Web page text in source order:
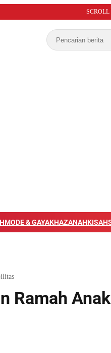
MODE & GAYAKHAZANAHKISAH
Ramah Anak